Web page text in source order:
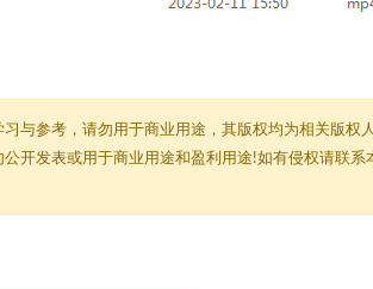
与参考，请勿用于商业用途，其版权均为相关版权
开发表或用于商业用途和盈利用途!如有侵权请联